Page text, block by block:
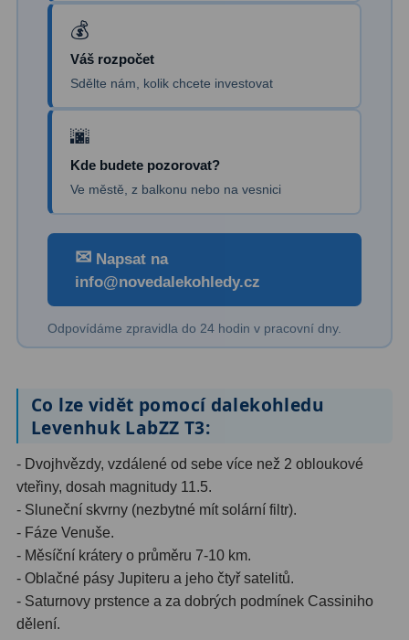
Zaostřovací masky
ADC, Tilting 14
Rotátory34
Helical výtahy11
Okulárové výtahy44
Primární zrcadla9
Sekundární zrcadla6
Adaptéry k okulárovým
Pozorovací dalekohledy50
Turistické9
Pro pozorování přírody a
ornitologie17
Monokuláry 20
Dárkové
Váš rozpočet
Sdělte nám, kolik chcete investovat
Kde budete pozorovat?
Ve městě, z balkonu nebo na vesnici
✉ Napsat na
info@novedalekohledy.cz
Odpovídáme zpravidla do 24 hodin v pracovní dny.
Co lze vidět pomocí dalekohledu
Levenhuk LabZZ T3:
- Dvojhvězdy, vzdálené od sebe více než 2 obloukové
vteřiny, dosah magnitudy 11.5.
- Sluneční skvrny (nezbytné mít solární filtr).
- Fáze Venuše.
- Měsíční krátery o průměru 7-10 km.
- Oblačné pásy Jupiteru a jeho čtyř satelitů.
- Saturnovy prstence a za dobrých podmínek Cassiniho
dělení.